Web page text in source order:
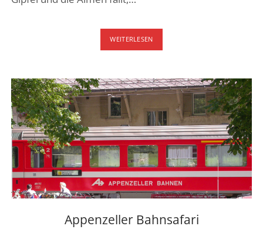
WEITERLESENAPPENZELL
ALPABZUG
Appenzeller Bahnsafari